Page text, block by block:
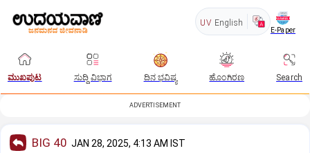
UV English
E-Paper
ಮುಖಪುಟ ಸುದ್ದಿ ವಿಭಾಗ ದಿನ ಭವಿಷ್ಯ ಹೊಂಗಿರಣ Search
ADVERTISEMENT
BIG 40 JAN 28, 2025, 4:13 AM IST